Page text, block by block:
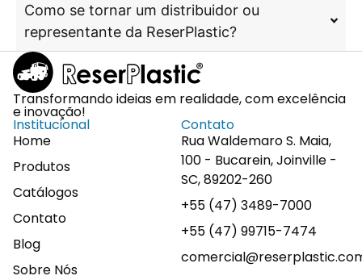
Como se tornar um distribuidor ou
representante da ReserPlastic?
Transformando ideias em realidade, com excelência
e inovação!
Institucional
Home
Produtos
Catálogos
Contato
Blog
Sobre Nós
Contato
Rua Waldemaro S. Maia,
100 - Bucarein, Joinville -
SC, 89202-260
+55 (47) 3489-7000
+55 (47) 99715-7474